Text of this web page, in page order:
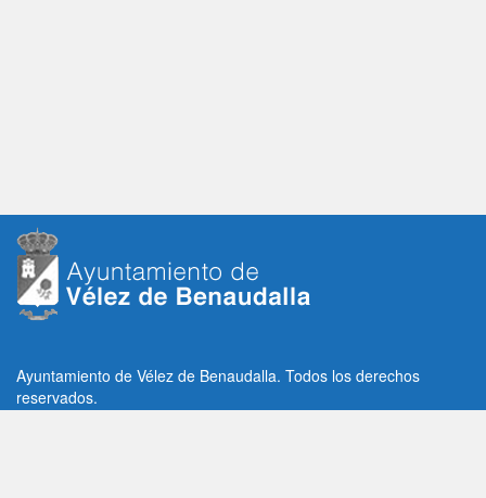
Ayuntamiento de Vélez de Benaudalla. Todos los derechos
reservados.